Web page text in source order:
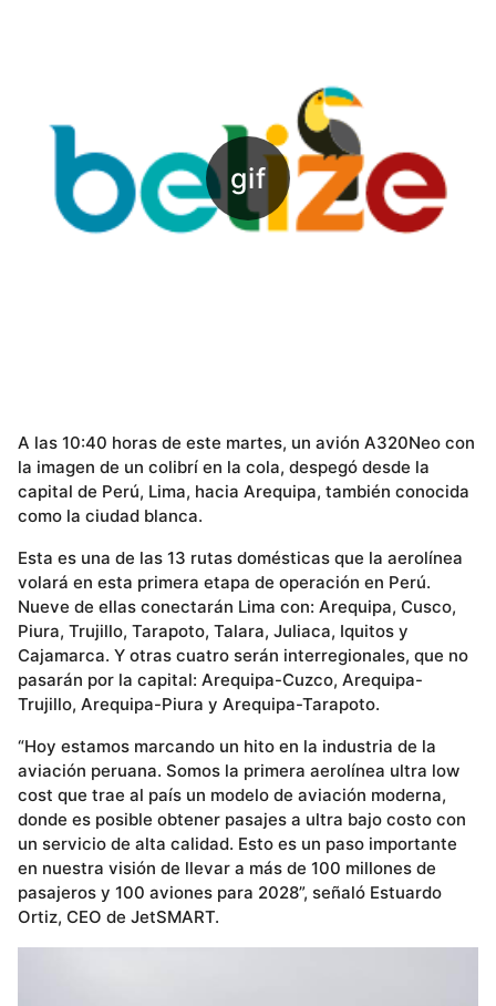
A las 10:40 horas de este martes, un avión A320Neo con
la imagen de un colibrí en la cola, despegó desde la
capital de Perú, Lima, hacia Arequipa, también conocida
como la ciudad blanca.
Esta es una de las 13 rutas domésticas que la aerolínea
volará en esta primera etapa de operación en Perú.
Nueve de ellas conectarán Lima con: Arequipa, Cusco,
Piura, Trujillo, Tarapoto, Talara, Juliaca, Iquitos y
Cajamarca. Y otras cuatro serán interregionales, que no
pasarán por la capital: Arequipa-Cuzco, Arequipa-
Trujillo, Arequipa-Piura y Arequipa-Tarapoto.
“Hoy estamos marcando un hito en la industria de la
aviación peruana. Somos la primera aerolínea ultra low
cost que trae al país un modelo de aviación moderna,
donde es posible obtener pasajes a ultra bajo costo con
un servicio de alta calidad. Esto es un paso importante
en nuestra visión de llevar a más de 100 millones de
pasajeros y 100 aviones para 2028”, señaló Estuardo
Ortiz, CEO de JetSMART.